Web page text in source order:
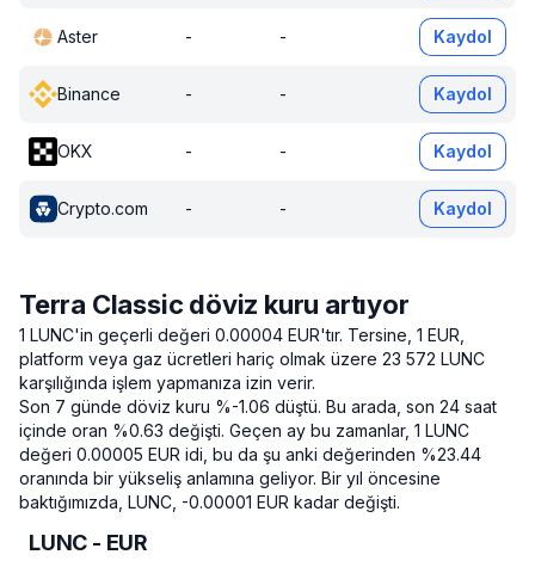
Aster - - Kaydol
Binance - - Kaydol
OKX - - Kaydol
Crypto.com - - Kaydol
Terra Classic döviz kuru artıyor
1 LUNC'in geçerli değeri 0.00004 EUR'tır. Tersine, 1 EUR,
platform veya gaz ücretleri hariç olmak üzere 23 572 LUNC
karşılığında işlem yapmanıza izin verir.
Son 7 günde döviz kuru %-1.06 düştü. Bu arada, son 24 saat
içinde oran %0.63 değişti. Geçen ay bu zamanlar, 1 LUNC
değeri 0.00005 EUR idi, bu da şu anki değerinden %23.44
oranında bir yükseliş anlamına geliyor. Bir yıl öncesine
baktığımızda, LUNC, -0.00001 EUR kadar değişti.
LUNC - EUR